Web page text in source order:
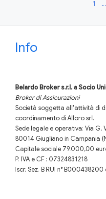
1 …
Info
Belardo Broker s.r.l.a Socio
Broker di Assicurazioni
Società soggetta all'attività di
coordinamento di Alloro srl.
Sede legale e operativa: Via G.
80014 Giugliano in Campania
Capitale sociale 79.000,00
P. IVA e CF : 07324831218
Iscr. Sez. B RUI n°